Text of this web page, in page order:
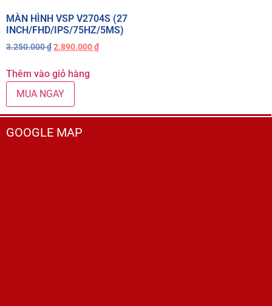
MÀN HÌNH VSP V2704S (27
INCH/FHD/IPS/75HZ/5MS)
3.250.000₫2.890.000₫
Thêm vào giỏ hàng
MUA NGAY
GOOGLE MAP